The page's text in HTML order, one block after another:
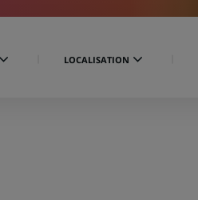
LOCALISATION